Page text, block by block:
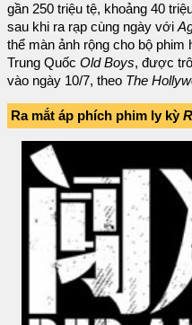
gần 250 triệu tệ, khoảng 40
sau khi ra rạp cùng ngày với
thể màn ảnh rộng cho bộ phim
Trung Quốc Old Boys, được
vào ngày 10/7, theo The
Ra mắt áp phích phim ly kỳ